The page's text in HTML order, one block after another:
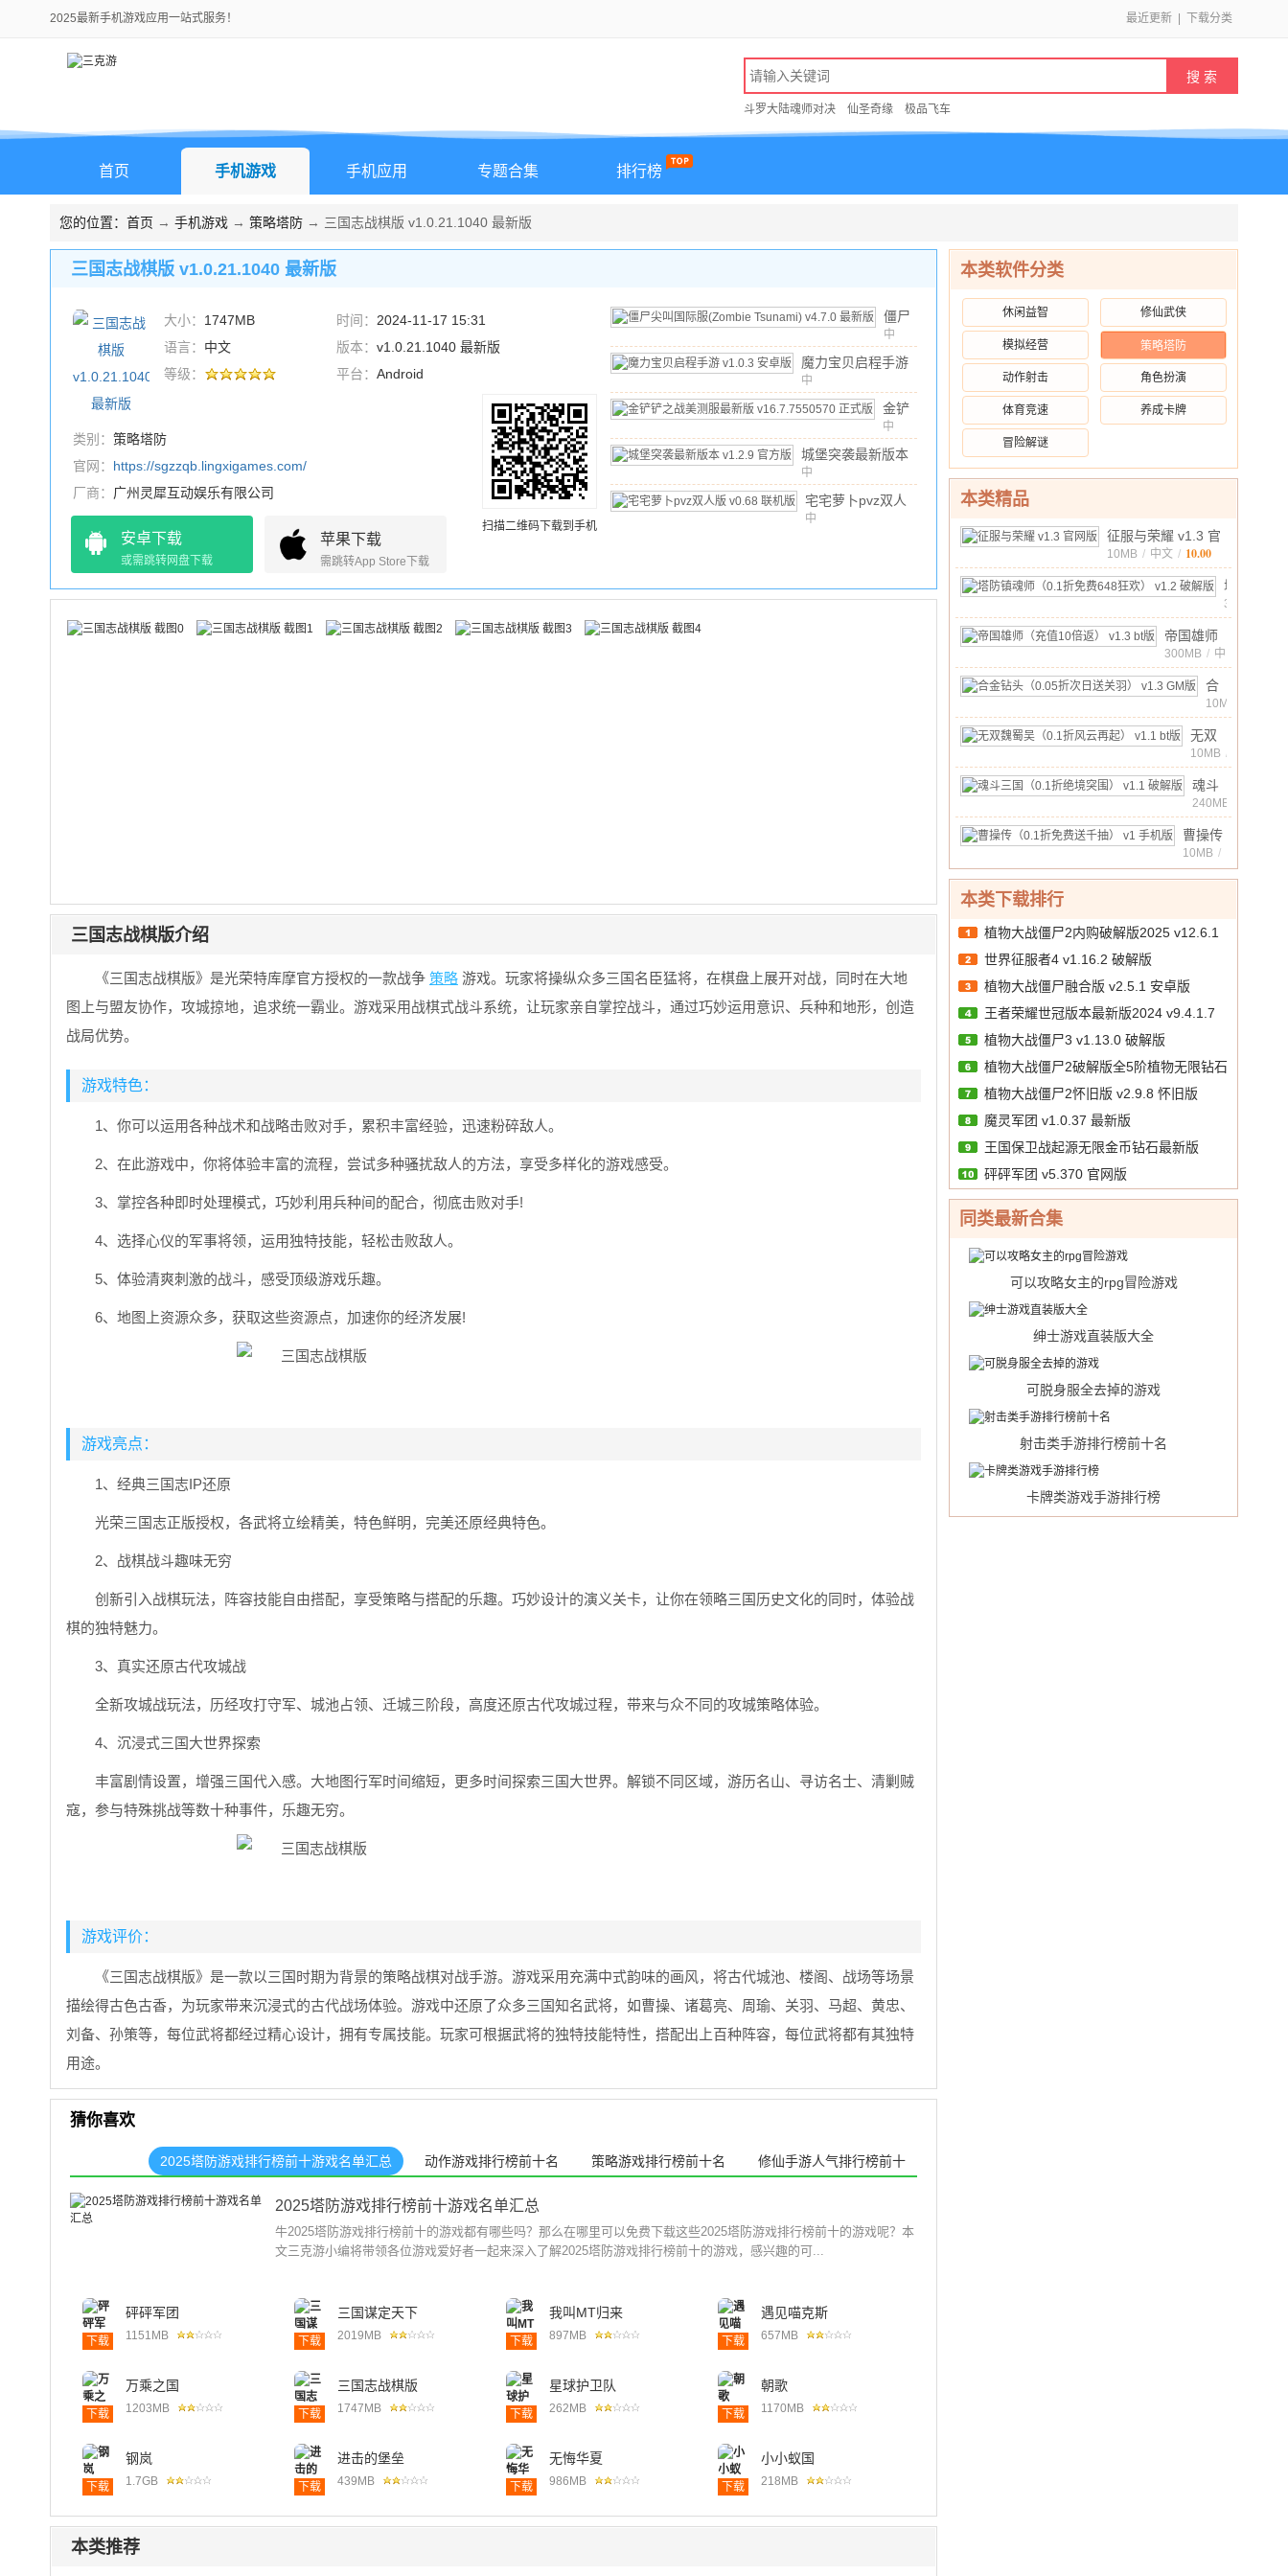
2025最新手机游戏应用一站式服务！ 最近更新 下载分类
斗罗大陆魂师对决 仙圣奇缘 极品飞车
首页 手机游戏 手机应用 专题合集 排行榜
您的位置： 首页 → 手机游戏 → 策略塔防 → 三国志战棋版 v1.0.21.1040 最新版
三国志战棋版 v1.0.21.1040 最新版
大小： 1747MB 时间： 2024-11-17 15:31
语言： 中文 版本： v1.0.21.1040 最新版
等级：
平台： Android
类别： 策略塔防
官网： https://sgzzqb.lingxigames.com/
厂商： 广州灵犀互动娱乐有限公司
安卓下载
或需跳转网盘下载
苹果下载
需跳转App Store下载
僵尸
尖叫
国际
服
(Zombie
Tsunami)
最新
版
中
文 / 105.35M
魔力宝贝启程手游
v1.0.3 安卓版
中
文 / 641.11M / 10.00
金铲
铲之
战美
测服
最新
版
v16.7.7550570
中
文 / 90.18M
城堡突袭最新版本
v1.2.9 官方版
中
文 / 135.72M / 10.00
宅宅萝卜pvz双人
版
中
扫描二维码下载到手机
三国志战棋版介绍
《三国志战棋版》是光荣特库摩官方授权的一款战争 策略 游戏。玩家将操纵众多三国名臣猛将，在棋盘上展开对战，同时在大地
图上与盟友协作，攻城掠地，追求统一霸业。游戏采用战棋式战斗系统，让玩家亲自掌控战斗，通过巧妙运用意识、兵种和地形，创造
战局优势。
游戏特色：
1、你可以运用各种战术和战略击败对手，累积丰富经验，迅速粉碎敌人。
2、在此游戏中，你将体验丰富的流程，尝试多种骚扰敌人的方法，享受多样化的游戏感受。
3、掌控各种即时处理模式，巧妙利用兵种间的配合，彻底击败对手!
4、选择心仪的军事将领，运用独特技能，轻松击败敌人。
5、体验清爽刺激的战斗，感受顶级游戏乐趣。
6、地图上资源众多，获取这些资源点，加速你的经济发展!
游戏亮点：
1、经典三国志IP还原
光荣三国志正版授权，各武将立绘精美，特色鲜明，完美还原经典特色。
2、战棋战斗趣味无穷
创新引入战棋玩法，阵容技能自由搭配，享受策略与搭配的乐趣。巧妙设计的演义关卡，让你在领略三国历史文化的同时，体验战
棋的独特魅力。
3、真实还原古代攻城战
全新攻城战玩法，历经攻打守军、城池占领、迁城三阶段，高度还原古代攻城过程，带来与众不同的攻城策略体验。
4、沉浸式三国大世界探索
丰富剧情设置，增强三国代入感。大地图行军时间缩短，更多时间探索三国大世界。解锁不同区域，游历名山、寻访名士、清剿贼
寇，参与特殊挑战等数十种事件，乐趣无穷。
游戏评价：
《三国志战棋版》是一款以三国时期为背景的策略战棋对战手游。游戏采用充满中式韵味的画风，将古代城池、楼阁、战场等场景
描绘得古色古香，为玩家带来沉浸式的古代战场体验。游戏中还原了众多三国知名武将，如曹操、诸葛亮、周瑜、关羽、马超、黄忠、
刘备、孙策等，每位武将都经过精心设计，拥有专属技能。玩家可根据武将的独特技能特性，搭配出上百种阵容，每位武将都有其独特
用途。
猜你喜欢
2025塔防游戏排行榜前十游戏名单汇总 动作游戏排行榜前十名 策略游戏排行榜前十名 修仙手游人气排行榜前十
2025塔防游戏排行榜前十游戏名单汇总
牛2025塔防游戏排行榜前十的游戏都有哪些吗？那么在哪里可以免费下载这些2025塔防游戏排行榜前十的游戏呢？本
文三克游小编将带领各位游戏爱好者一起来深入了解2025塔防游戏排行榜前十的游戏，感兴趣的可...
下载
砰砰军团
1151MB 下载
三国谋定天下
2019MB 下载
我叫MT归来
897MB 下载
遇见喵克斯
657MB
下载
万乘之国
1203MB 下载
三国志战棋版
1747MB 下载
星球护卫队
262MB 下载
朝歌
1170MB
下载
钢岚
1.7GB 下载
进击的堡垒
439MB 下载
无悔华夏
986MB 下载
小小蚁国
218MB
本类推荐
本类软件分类
休闲益智 修仙武侠
模拟经营 策略塔防
动作射击 角色扮演
体育竞速 养成卡牌
冒险解谜
本类精品
征服与荣耀 v1.3 官
网版
10MB / 中文 / 10.00
塔
防
折
免
648
欢）
v1.2
版
338MB
中
帝国雄师
（充值10
倍返）
v1.3 bt版
300MB / 中
文 / 10.00
合
金
头
（0.05
折
次
日
送
关
羽）
版
10MB
中
文
无双
魏蜀
（0.1
折风
云再
起）
v1.1
10MB /
中
文 / 10.00
魂斗
三国
折绝
境突
围）
版
240MB
中
文 / 10.00
曹操传
（0.1
折免费
v1 手
10MB /
中
文 / 10.00
本类下载排行
植物大战僵尸2内购破解版2025 v12.6.1
破解版
世界征服者4 v1.16.2 破解版
植物大战僵尸融合版 v2.5.1 安卓版
王者荣耀世冠版本最新版2024 v9.4.1.7
安卓版
植物大战僵尸3 v1.13.0 破解版
植物大战僵尸2破解版全5阶植物无限钻石
v12.6.1 官方版
植物大战僵尸2怀旧版 v2.9.8 怀旧版
魔灵军团 v1.0.37 最新版
王国保卫战起源无限金币钻石最新版
v6.2.00 破解版
砰砰军团 v5.370 官网版
同类最新合集
可以攻略女主的rpg冒险游戏
绅士游戏直装版大全
可脱身服全去掉的游戏
射击类手游排行榜前十名
卡牌类游戏手游排行榜